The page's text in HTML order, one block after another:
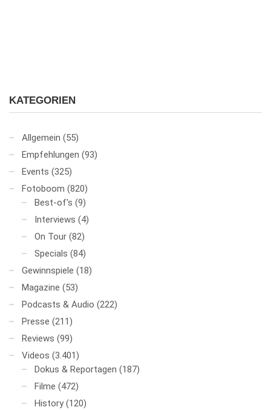
KATEGORIEN
Allgemein (55)
Empfehlungen (93)
Events (325)
Fotoboom (820)
Best-of's (9)
Interviews (4)
On Tour (82)
Specials (84)
Gewinnspiele (18)
Magazine (53)
Podcasts & Audio (222)
Presse (211)
Reviews (99)
Videos (3.401)
Dokus & Reportagen (187)
Filme (472)
History (120)